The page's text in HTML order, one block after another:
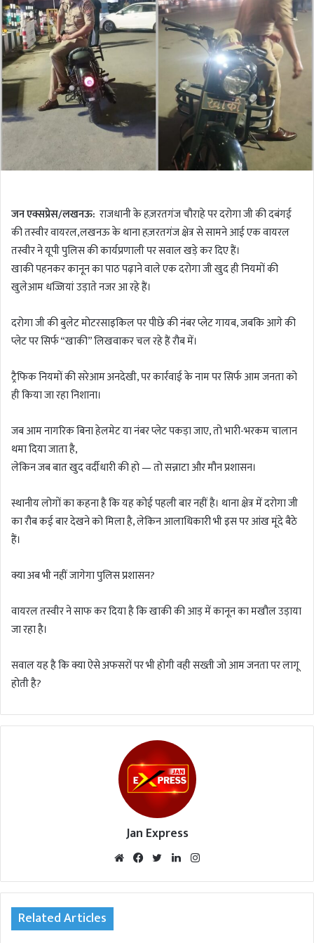
l
o
w
o
n
T
w
t
d
a
n
e
m
a
l
जन एक्सप्रेस/लखनऊ: राजधानी के हज़रतगंज चौराहे पर दरोगा जी की दबंगई
की तस्वीर वायरल,लखनऊ के थाना हज़रतगंज क्षेत्र से सामने आई एक वायरल
तस्वीर ने यूपी पुलिस की कार्यप्रणाली पर सवाल खड़े कर दिए हैं।
खाकी पहनकर कानून का पाठ पढ़ाने वाले एक दरोगा जी खुद ही नियमों की
खुलेआम धज्जियां उड़ाते नजर आ रहे हैं।
दरोगा जी की बुलेट मोटरसाइकिल पर पीछे की नंबर प्लेट गायब, जबकि आगे की
प्लेट पर सिर्फ “खाकी” लिखवाकर चल रहे हैं रौब में।
ट्रैफिक नियमों की सरेआम अनदेखी, पर कार्रवाई के नाम पर सिर्फ आम जनता को
ही किया जा रहा निशाना।
जब आम नागरिक बिना हेलमेट या नंबर प्लेट पकड़ा जाए, तो भारी-भरकम चालान
थमा दिया जाता है,
लेकिन जब बात खुद वर्दीधारी की हो — तो सन्नाटा और मौन प्रशासन।
स्थानीय लोगों का कहना है कि यह कोई पहली बार नहीं है। थाना क्षेत्र में दरोगा जी
का रौब कई बार देखने को मिला है, लेकिन आलाधिकारी भी इस पर आंख मूंदे बैठे
हैं।
क्या अब भी नहीं जागेगा पुलिस प्रशासन?
वायरल तस्वीर ने साफ कर दिया है कि खाकी की आड़ में कानून का मखौल उड़ाया
जा रहा है।
सवाल यह है कि क्या ऐसे अफसरों पर भी होगी वही सख्ती जो आम जनता पर लागू
होती है?
Jan Express
We
te
Fac
oo
Twi
r
Lin
In am
Related Articles